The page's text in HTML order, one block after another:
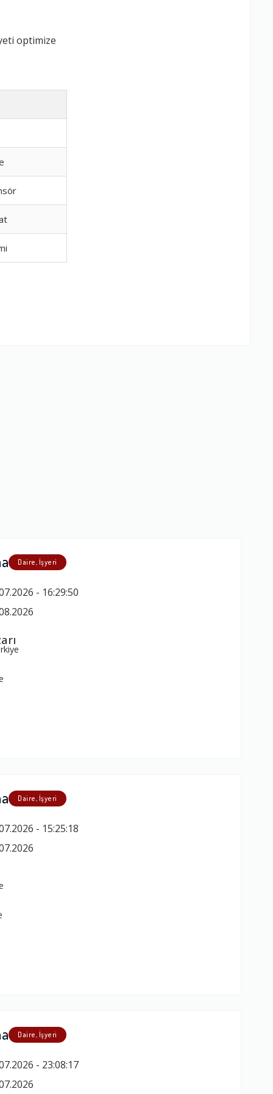
optimize
Daire, İşyeri
- 16:29:50
Daire, İşyeri
- 15:25:18
Daire, İşyeri
- 23:08:17